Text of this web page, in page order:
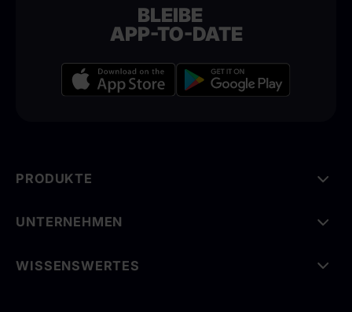
BLEIBE
APP-TO-DATE
PRODUKTE
UNTERNEHMEN
WISSENSWERTES